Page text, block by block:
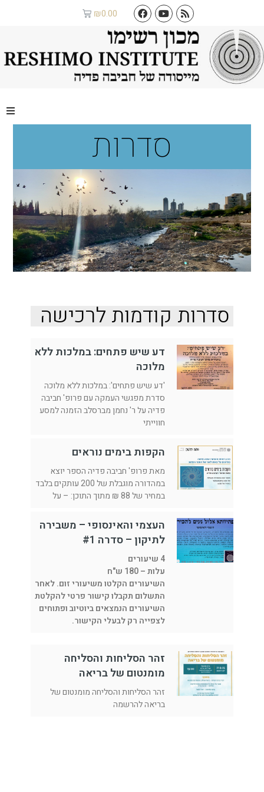
₪0.00
סדרות
סדרות קודמות לרכישה
דע שיש פתחים: במלכות ללא
מלוכה
'דע שיש פתחים': במלכות ללא מלוכה
סדרת מפגשי העמקה עם פרופ' חביבה
פדיה על ר' נחמן מברסלב הזמנה למסע
חווייתי
הקפות בימים נוראים
מאת פרופ' חביבה פדיה הספר יוצא
במהדורה מוגבלת של 200 עותקים בלבד
במחיר של 88 ₪ מתוך התוכן: – על
העצמי והאינסופי – משבירה
לתיקון – סדרה #1
4 שיעורים
עלות – 180 ש"ח
השיעורים הקלטו משיעורי זום. לאחר
התשלום תקבלו קישור פרטי להקלטת
השיעורים הנמצאים ביוטיוב ופתוחים
לצפייה רק לבעלי הקישור.
זהר הסליחות והסליחה
מומנטום של בריאה
זהר הסליחות והסליחה מומנטום של
בריאה להרשמה